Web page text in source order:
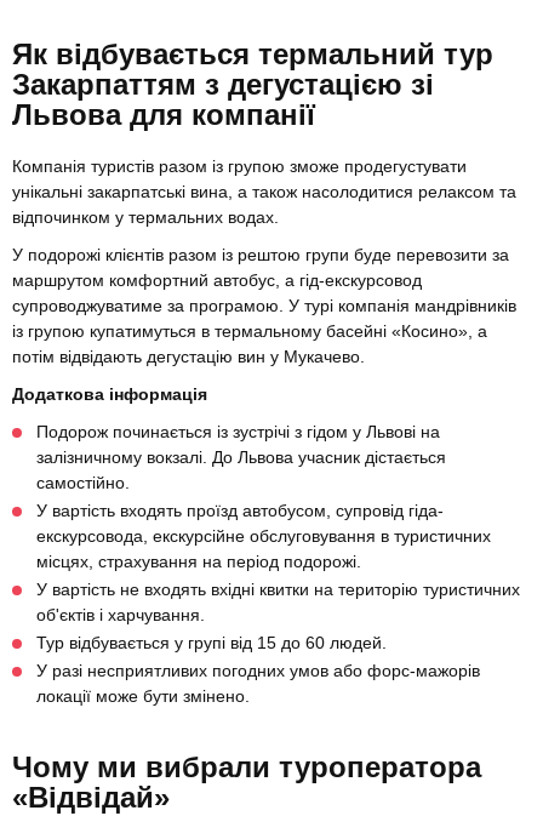
Як відбувається термальний тур
Закарпаттям з дегустацією зі
Львова для компанії
Компанія туристів разом із групою зможе продегустувати
унікальні закарпатські вина, а також насолодитися релаксом та
відпочинком у термальних водах.
У подорожі клієнтів разом із рештою групи буде перевозити за
маршрутом комфортний автобус, а гід-екскурсовод
супроводжуватиме за програмою. У турі компанія мандрівників
із групою купатимуться в термальному басейні «Косино», а
потім відвідають дегустацію вин у Мукачево.
Додаткова інформація
Подорож починається із зустрічі з гідом у Львові на
залізничному вокзалі. До Львова учасник дістається
самостійно.
У вартість входять проїзд автобусом, супровід гіда-
екскурсовода, екскурсійне обслуговування в туристичних
місцях, страхування на період подорожі.
У вартість не входять вхідні квитки на територію туристичних
об'єктів і харчування.
Тур відбувається у групі від 15 до 60 людей.
У разі несприятливих погодних умов або форс-мажорів
локації може бути змінено.
Чому ми вибрали туроператора
«Відвідай»